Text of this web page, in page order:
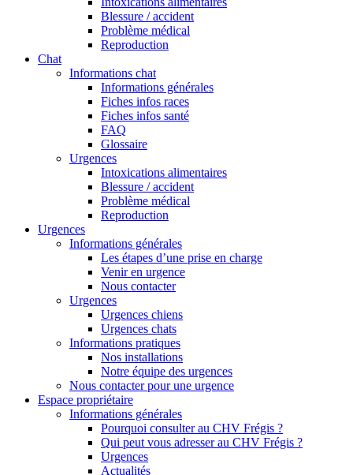
Blessure / accident
Problème médical
Reproduction
Chat
Informations chat
Informations générales
Fiches infos races
Fiches infos santé
FAQ
Glossaire
Urgences
Intoxications alimentaires
Blessure / accident
Problème médical
Reproduction
Urgences
Informations générales
Les étapes d’une prise en charge
Venir en urgence
Nous contacter
Urgences
Urgences chiens
Urgences chats
Informations pratiques
Nos installations
Notre équipe des urgences
Nous contacter pour une urgence
Espace propriétaire
Informations générales
Pourquoi consulter au CHV Frégis ?
Qui peut vous adresser au CHV Frégis ?
Urgences
Actualités